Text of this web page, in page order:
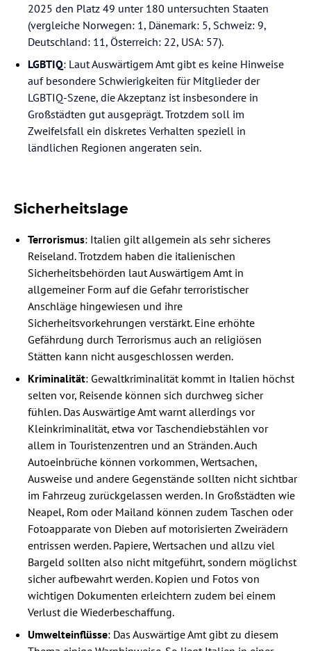
2025 den Platz 49 unter 180 untersuchten Staaten
(vergleiche Norwegen: 1, Dänemark: 5, Schweiz: 9,
Deutschland: 11, Österreich: 22, USA: 57).
LGBTIQ: Laut Auswärtigem Amt gibt es keine Hinweise
auf besondere Schwierigkeiten für Mitglieder der
LGBTIQ-Szene, die Akzeptanz ist insbesondere in
Großstädten gut ausgeprägt. Trotzdem soll im
Zweifelsfall ein diskretes Verhalten speziell in
ländlichen Regionen angeraten sein.
Sicherheitslage
Terrorismus: Italien gilt allgemein als sehr sicheres
Reiseland. Trotzdem haben die italienischen
Sicherheitsbehörden laut Auswärtigem Amt in
allgemeiner Form auf die Gefahr terroristischer
Anschläge hingewiesen und ihre
Sicherheitsvorkehrungen verstärkt. Eine erhöhte
Gefährdung durch Terrorismus auch an religiösen
Stätten kann nicht ausgeschlossen werden.
Kriminalität: Gewaltkriminalität kommt in Italien höchst
selten vor, Reisende können sich durchweg sicher
fühlen. Das Auswärtige Amt warnt allerdings vor
Kleinkriminalität, etwa vor Taschendiebstählen vor
allem in Touristenzentren und an Stränden. Auch
Autoeinbrüche können vorkommen, Wertsachen,
Ausweise und andere Gegenstände sollten nicht sichtbar
im Fahrzeug zurückgelassen werden. In Großstädten wie
Neapel, Rom oder Mailand können zudem Taschen oder
Fotoapparate von Dieben auf motorisierten Zweirädern
entrissen werden. Papiere, Wertsachen und allzu viel
Bargeld sollten also nicht mitgeführt, sondern möglichst
sicher aufbewahrt werden. Kopien und Fotos von
wichtigen Dokumenten erleichtern zudem bei einem
Verlust die Wiederbeschaffung.
Umwelteinflüsse: Das Auswärtige Amt gibt zu diesem